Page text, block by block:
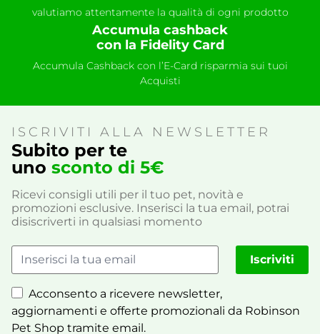
valutiamo attentamente la qualità di ogni prodotto
Accumula cashback
con la Fidelity Card
Accumula Cashback con l’E-Card risparmia sui tuoi
Acquisti
ISCRIVITI ALLA NEWSLETTER
Subito per te
uno sconto di 5€
Ricevi consigli utili per il tuo pet, novità e
promozioni esclusive. Inserisci la tua email, potrai
disiscriverti in qualsiasi momento
Acconsento a ricevere newsletter,
aggiornamenti e offerte promozionali da Robinson
Pet Shop tramite email.
Iscriviti